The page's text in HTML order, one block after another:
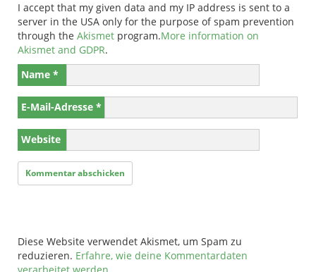
I accept that my given data and my IP address is sent to a
server in the USA only for the purpose of spam prevention
through the Akismet program.More information on
Akismet and GDPR.
Name *
E-Mail-Adresse *
Website
Diese Website verwendet Akismet, um Spam zu
reduzieren. Erfahre, wie deine Kommentardaten